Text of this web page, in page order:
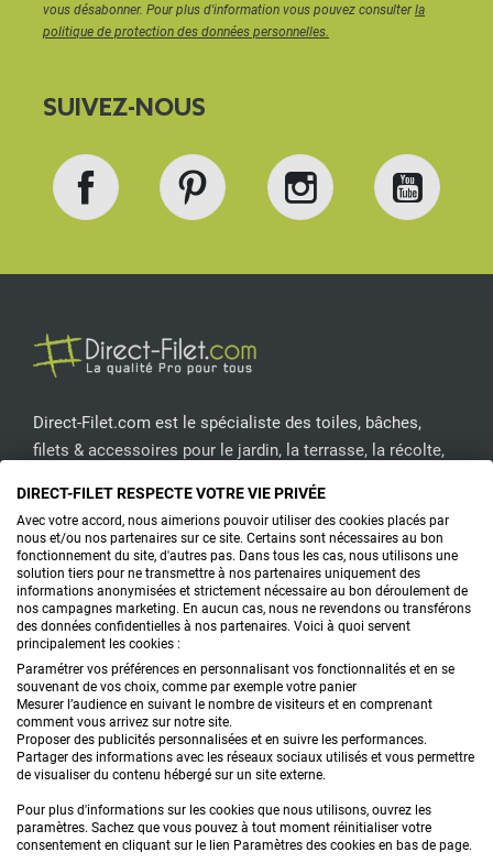
vous désabonner. Pour plus d'information vous pouvez consulterla
politique de protection des données personnelles.
SUIVEZ-NOUS
Direct-Filet.com est le spécialiste des toiles, bâches,
filets & accessoires pour le jardin, la terrasse, la récolte,
CONTACTEZ-NOUS
PRODUITS
CONSEILS
FAQ
DEMANDE DE DEVIS
DIRECT-FILET RESPECTE VOTRE VIE PRIVÉE
Avec votre accord, nous aimerions pouvoir utiliser des cookies placés par
nous et/ou nos partenaires sur ce site. Certains sont nécessaires au bon
fonctionnement du site, d'autres pas. Dans tous les cas, nous utilisons une
solution tiers pour ne transmettre à nos partenaires uniquement des
informations anonymisées et strictement nécessaire au bon déroulement de
nos campagnes marketing. En aucun cas, nous ne revendons ou transférons
des données confidentielles à nos partenaires. Voici à quoi servent
principalement les cookies :
Paramétrer vos préférences en personnalisant vos fonctionnalités et en se
souvenant de vos choix, comme par exemple votre panier
Mesurer l’audience en suivant le nombre de visiteurs et en comprenant
comment vous arrivez sur notre site.
Proposer des publicités personnalisées et en suivre les performances.
Partager des informations avec les réseaux sociaux utilisés et vous permettre
de visualiser du contenu hébergé sur un site externe.
Pour plus d'informations sur les cookies que nous utilisons, ouvrez les
paramètres. Sachez que vous pouvez à tout moment réinitialiser votre
consentement en cliquant sur le lien Paramètres des cookies en bas de page.